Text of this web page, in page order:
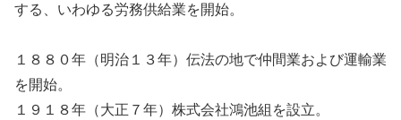
する、いわゆる労務供給業を開始。
１８８０年（明治１３年）伝法の地で仲間業および運輸業
を開始。
１９１８年（大正７年）株式会社鴻池組を設立。